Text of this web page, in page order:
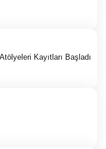
Kayıtları Başladı